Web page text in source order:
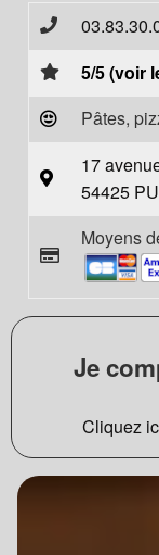
5/5 (voir
Pâtes,
17
54425
Moyens
Je
Cliquez